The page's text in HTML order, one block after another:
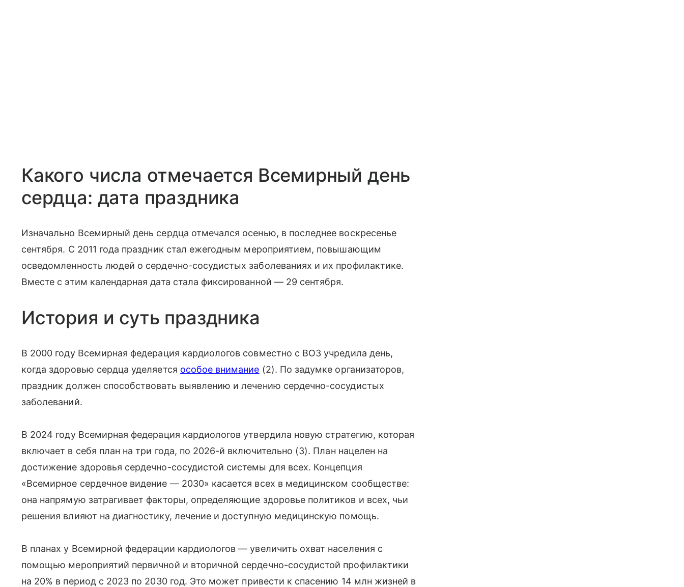
Какого числа отмечается Всемирный день
сердца: дата праздника
Изначально Всемирный день сердца отмечался осенью, в последнее воскресенье
сентября. С 2011 года праздник стал ежегодным мероприятием, повышающим
осведомленность людей о сердечно-сосудистых заболеваниях и их профилактике.
Вместе с этим календарная дата стала фиксированной — 29 сентября.
История и суть праздника
В 2000 году Всемирная федерация кардиологов совместно с ВОЗ учредила день,
когда здоровью сердца уделяется особое внимание (2). По задумке организаторов,
праздник должен способствовать выявлению и лечению сердечно-сосудистых
заболеваний.
В 2024 году Всемирная федерация кардиологов утвердила новую стратегию, которая
включает в себя план на три года, по 2026-й включительно (3). План нацелен на
достижение здоровья сердечно-сосудистой системы для всех. Концепция
«Всемирное сердечное видение — 2030» касается всех в медицинском сообществе:
она напрямую затрагивает факторы, определяющие здоровье политиков и всех, чьи
решения влияют на диагностику, лечение и доступную медицинскую помощь.
В планах у Всемирной федерации кардиологов — увеличить охват населения с
помощью мероприятий первичной и вторичной сердечно-сосудистой профилактики
на 20% в период с 2023 по 2030 год. Это может привести к спасению 14 млн жизней в